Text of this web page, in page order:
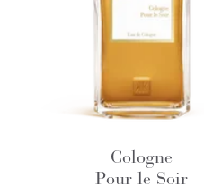
Cologne
Pour le Soir